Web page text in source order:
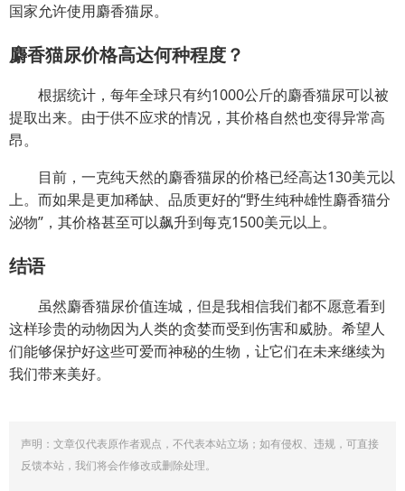
国家允许使用麝香猫尿。
麝香猫尿价格高达何种程度？
根据统计，每年全球只有约1000公斤的麝香猫尿可以被
提取出来。由于供不应求的情况，其价格自然也变得异常高
昂。
目前，一克纯天然的麝香猫尿的价格已经高达130美元以
上。而如果是更加稀缺、品质更好的“野生纯种雄性麝香猫分
泌物”，其价格甚至可以飙升到每克1500美元以上。
结语
虽然麝香猫尿价值连城，但是我相信我们都不愿意看到
这样珍贵的动物因为人类的贪婪而受到伤害和威胁。希望人
们能够保护好这些可爱而神秘的生物，让它们在未来继续为
我们带来美好。
声明：文章仅代表原作者观点，不代表本站立场；如有侵权、违规，可直接
反馈本站，我们将会作修改或删除处理。